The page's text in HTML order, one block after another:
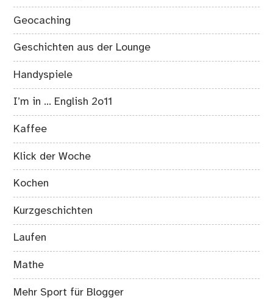
Geocaching
Geschichten aus der Lounge
Handyspiele
I’m in … English 2o11
Kaffee
Klick der Woche
Kochen
Kurzgeschichten
Laufen
Mathe
Mehr Sport für Blogger